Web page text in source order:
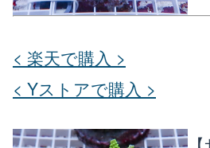
< 楽天で購入 >
< Yストアで購入 >